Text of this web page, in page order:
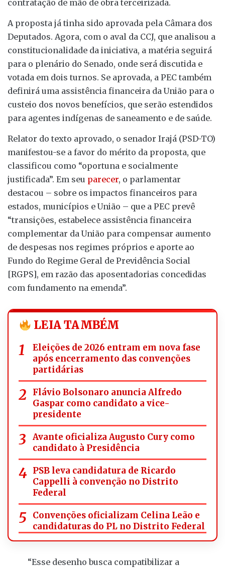
contratação de mão de obra terceirizada.
A proposta já tinha sido aprovada pela Câmara dos
Deputados. Agora, com o aval da CCJ, que analisou a
constitucionalidade da iniciativa, a matéria seguirá
para o plenário do Senado, onde será discutida e
votada em dois turnos. Se aprovada, a PEC também
definirá uma assistência financeira da União para o
custeio dos novos benefícios, que serão estendidos
para agentes indígenas de saneamento e de saúde.
Relator do texto aprovado, o senador Irajá (PSD-TO)
manifestou-se a favor do mérito da proposta, que
classificou como “oportuna e socialmente
justificada”. Em seu parecer, o parlamentar
destacou – sobre os impactos financeiros para
estados, municípios e União – que a PEC prevê
“transições, estabelece assistência financeira
complementar da União para compensar aumento
de despesas nos regimes próprios e aporte ao
Fundo do Regime Geral de Previdência Social
[RGPS], em razão das aposentadorias concedidas
com fundamento na emenda”.
LEIA TAMBÉM
Eleições de 2026 entram em nova fase
após encerramento das convenções
partidárias
Flávio Bolsonaro anuncia Alfredo
Gaspar como candidato a vice-
presidente
Avante oficializa Augusto Cury como
candidato à Presidência
PSB leva candidatura de Ricardo
Cappelli à convenção no Distrito
Federal
Convenções oficializam Celina Leão e
candidaturas do PL no Distrito Federal
“Esse desenho busca compatibilizar a